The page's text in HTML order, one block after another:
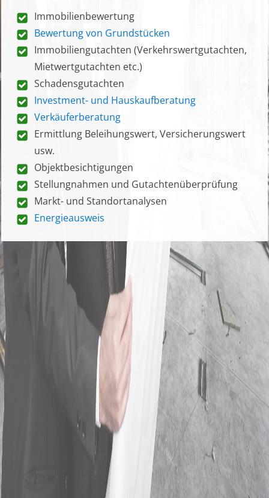
Immobilienbewertung
Bewertung von Grundstücken
Immobiliengutachten (Verkehrswertgutachten,
Mietwertgutachten etc.)
Schadensgutachten
Investment- und Hauskaufberatung
Verkäuferberatung
Ermittlung Beleihungswert, Versicherungswert
usw.
Objektbesichtigungen
Stellungnahmen und Gutachtenüberprüfung
Markt- und Standortanalysen
Energieausweis